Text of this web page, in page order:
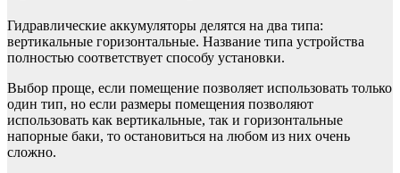
Гидравлические аккумуляторы делятся на два типа:
вертикальные горизонтальные. Название типа устройства
полностью соответствует способу установки.
Выбор проще, если помещение позволяет использовать только
один тип, но если размеры помещения позволяют
использовать как вертикальные, так и горизонтальные
напорные баки, то остановиться на любом из них очень
сложно.